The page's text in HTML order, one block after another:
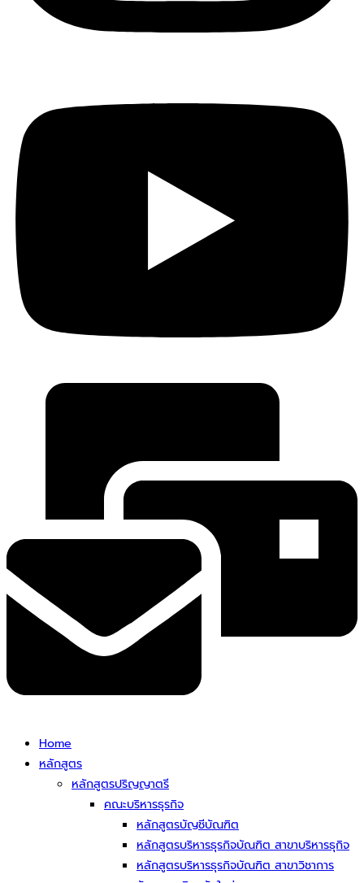
Home
หลักสูตร
หลักสูตรปริญญาตรี
คณะบริหารธุรกิจ
หลักสูตรบัญชีบัณฑิต
หลักสูตรบริหารธุรกิจบัณฑิต สาขาบริหารธุกิจ
หลักสูตรบริหารธุรกิจบัณฑิต สาขาวิชาการ